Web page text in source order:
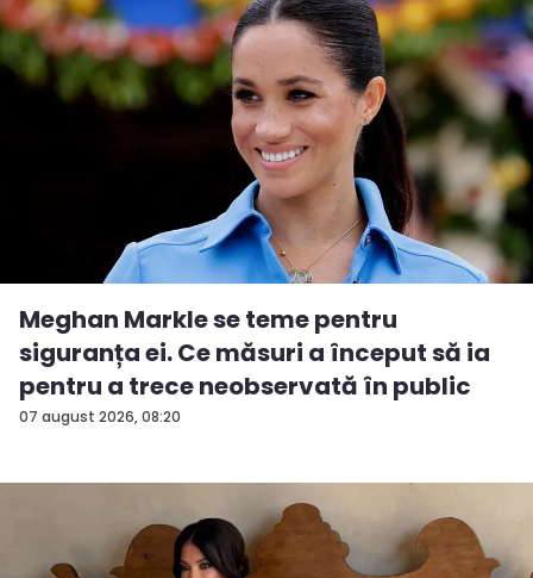
07 august 2026, 08:20
Meghan Markle se teme pentru
siguranța ei. Ce măsuri a început să ia
pentru a trece neobservată în public